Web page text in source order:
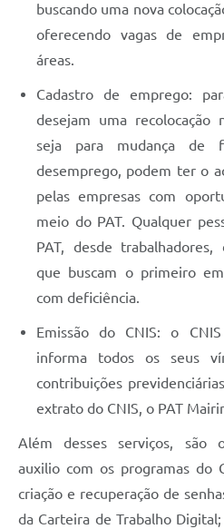
buscando uma nova
oferecendo vagas de
áreas.
Cadastro de emprego:
desejam uma recolocação
seja para mudança de
desemprego, podem ter o
pelas empresas com
meio do PAT. Qualquer
PAT, desde trabalhadores,
que buscam o primeiro
com deficiência.
Emissão do CNIS: o
informa todos os seus
contribuições
extrato do CNIS, o PAT
Além desses serviços, são
auxilio com os programas do
criação e recuperação de
da Carteira de Trabalho